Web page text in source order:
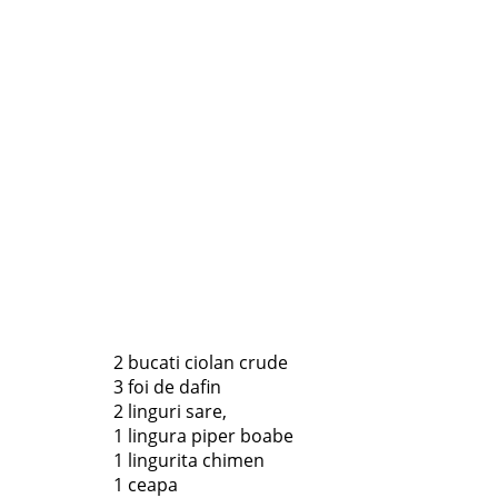
2 bucati ciolan crude
3 foi de dafin
2 linguri sare,
1 lingura piper boabe
1 lingurita chimen
1 ceapa